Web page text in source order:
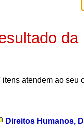
da
itens atendem ao seu
Direitos Humanos,